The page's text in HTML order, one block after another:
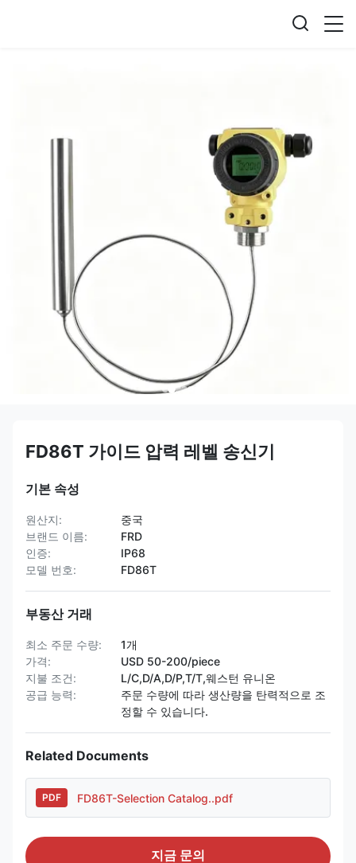
FD86T 가이드 압력 레벨 송신기
기본 속성
원산지:
중국
브랜드 이름:
FRD
인증:
IP68
모델 번호:
FD86T
부동산 거래
최소 주문 수량:
1개
가격:
USD 50-200/piece
지불 조건:
L/C,D/A,D/P,T/T,웨스턴 유니온
공급 능력:
주문 수량에 따라 생산량을 탄력적으로 조
정할 수 있습니다.
Related Documents
PDF FD86T-Selection Catalog..pdf
지금 문의